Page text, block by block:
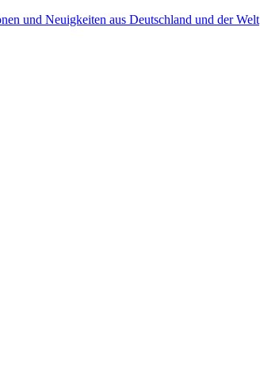
und Neuigkeiten aus Deutschland und der Welt